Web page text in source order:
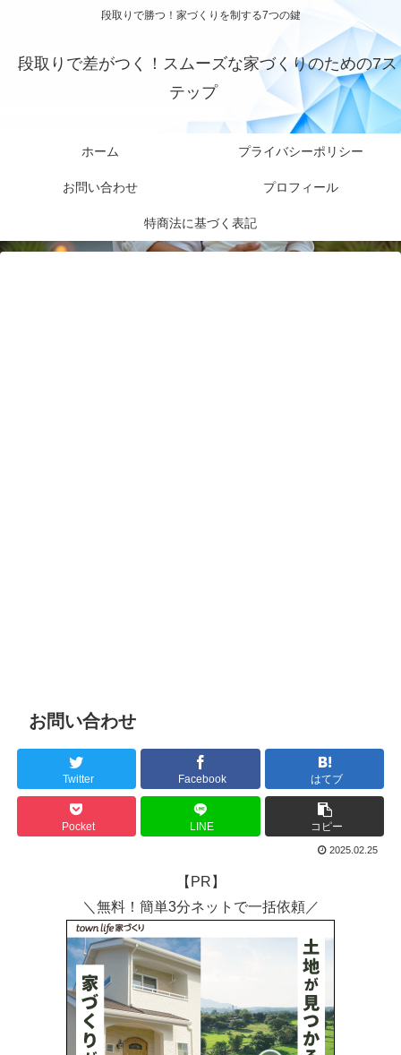
段取りで勝つ！家づくりを制する7つの鍵
段取りで差がつく！スムーズな家づくりのための7ス
テップ
ホーム プライバシーポリシー
お問い合わせ プロフィール
特商法に基づく表記
お問い合わせ
Twitter Facebook はてブ
Pocket LINE コピー
2025.02.25
【PR】
＼無料！簡単3分ネットで一括依頼／